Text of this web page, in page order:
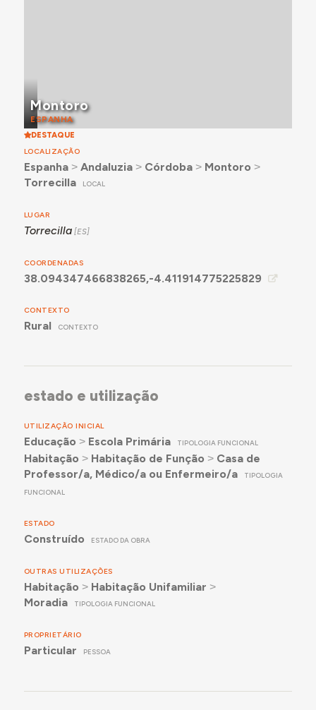
Montoro
ESPANHA
DESTAQUE
LOCALIZAÇÃO
Espanha˃ Andaluzia˃ Córdoba˃ Montoro ˃
Torrecilla
LOCAL
LUGAR
Torrecilla
COORDENADAS
38.094347466838265,-4.411914775225829
CONTEXTO
Rural CONTEXTO
estado e utilização
UTILIZAÇÃO INICIAL
Educação ˃ Escola Primária TIPOLOGIA FUNCIONAL
Habitação ˃ Habitação de Função ˃ Casa de
Professor/a, Médico/a ou Enfermeiro/a
TIPOLOGIA
FUNCIONAL
ESTADO
Construído ESTADO DA OBRA
OUTRAS UTILIZAÇÕES
Habitação ˃ Habitação Unifamiliar ˃
Moradia
TIPOLOGIA FUNCIONAL
PROPRIETÁRIO
Particular PESSOA